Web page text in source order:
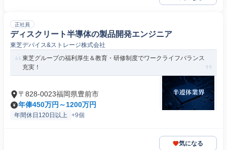
正社員
ディスクリート半導体の製品開発エンジニア
東芝デバイス&ストレージ株式会社
東芝グループの福利厚生＆教育・研修制度でワークライフバランス
充実！
〒828-0023福岡県豊前市
年俸450万円～1200万円
年間休日120日以上 +9個
気になる